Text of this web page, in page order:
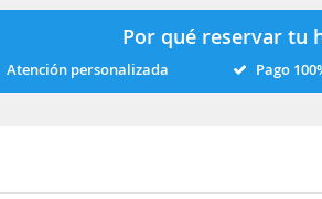
Por qué reservar tu
Atención personalizada Pago